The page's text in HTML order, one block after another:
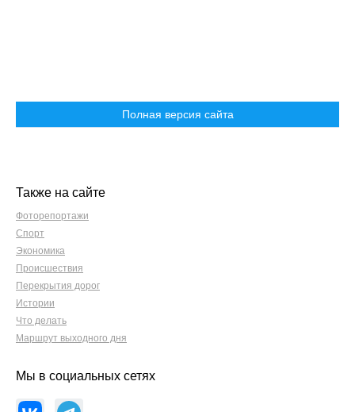
Полная версия сайта
Также на сайте
Фоторепортажи
Спорт
Экономика
Происшествия
Перекрытия дорог
Истории
Что делать
Маршрут выходного дня
Мы в социальных сетях